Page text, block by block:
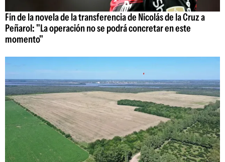
Fin de la novela de la transferencia de Nicolás de la Cruz a
Peñarol: "La operación no se podrá concretar en este
momento"